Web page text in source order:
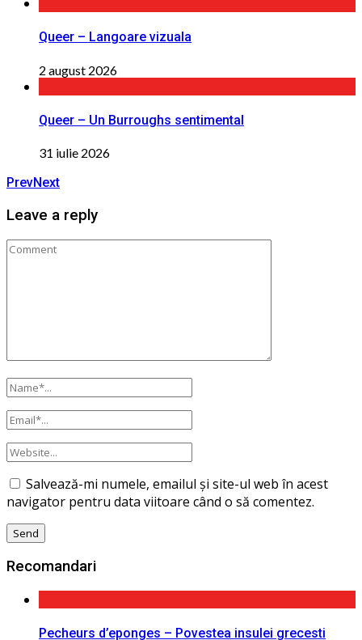
Queer – Langoare vizuala
2 august 2026
Queer – Un Burroughs sentimental
31 iulie 2026
PrevNext
Leave a reply
Salvează-mi numele, emailul și site-ul web în acest
navigator pentru data viitoare când o să comentez.
Recomandari
Pecheurs d’eponges – Povestea insulei grecesti